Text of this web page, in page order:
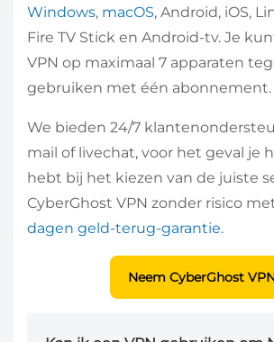
Windows, macOS, Android, iOS,
Fire TV Stick en Android-tv. Je
VPN op maximaal 7 apparaten
gebruiken met één abonnement.
We bieden 24/7
mail of livechat, voor het geval je
hebt bij het kiezen van de juiste
CyberGhost VPN zonder risico
dagen geld-terug-garantie.
Neem CyberGhost